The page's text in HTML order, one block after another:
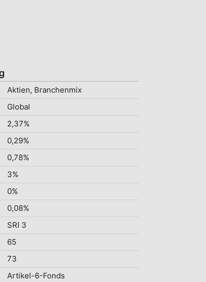
Aktien, Branchenmix
Global
2,37%
0,29%
0,78%
3%
0%
0,08%
SRI 3
65
73
Artikel-6-Fonds